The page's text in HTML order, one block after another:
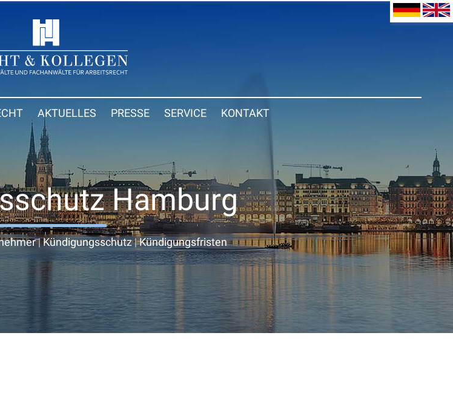
AKTUELLES PRESSE SERVICE KONTAKT
Hamburg
|Kündigungsschutz|Kündigungsfristen